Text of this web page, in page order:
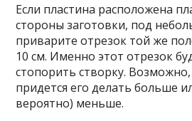
Если пластина расположена
стороны заготовки, под
приварите отрезок той же
10 см. Именно этот отрезок
стопорить створку.
придется его делать больше
вероятно) меньше.